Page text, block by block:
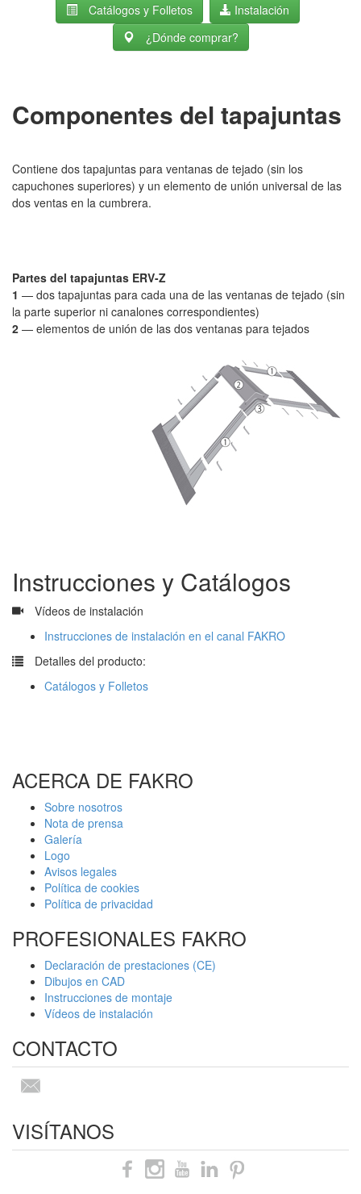
Catálogos y Folletos
Instalación
¿Dónde comprar?
Componentes del tapajuntas
Contiene dos tapajuntas para ventanas de tejado (sin los
capuchones superiores) y un elemento de unión universal de las
dos ventas en la cumbrera.
Partes del tapajuntas ERV-Z
1 — dos tapajuntas para cada una de las ventanas de tejado (sin
la parte superior ni canalones correspondientes)
2 — elementos de unión de las dos ventanas para tejados
Instrucciones y Catálogos
Vídeos de instalación
Instrucciones de instalación en el canal FAKRO
Detalles del producto:
Catálogos y Folletos
ACERCA DE FAKRO
Sobre nosotros
Nota de prensa
Galería
Logo
Avisos legales
Política de cookies
Política de privacidad
PROFESIONALES FAKRO
Declaración de prestaciones (CE)
Dibujos en CAD
Instrucciones de montaje
Vídeos de instalación
CONTACTO
VISÍTANOS